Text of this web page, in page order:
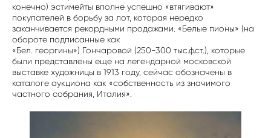
конечно) эстимейты вполне успешно «втягивают»
покупателей в борьбу за лот, которая нередко
заканчивается рекордными продажами. «Белые пионы» (на
обороте подписанные как
«Бел. георгины») Гончаровой (250-300 тыс.ф.ст.), которые
были представлены еще на легендарной московской
выставке художницы в 1913 году, сейчас обозначены в
каталоге аукциона как «собственность из значимого
частного собрания, Италия».